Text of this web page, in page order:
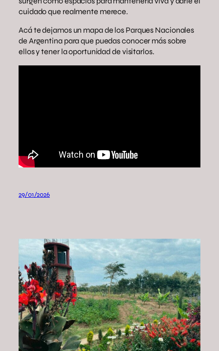
cuidado que realmente merece.
Acá te dejamos un mapa de los Parques Nacionales
de Argentina para que puedas conocer más sobre
ellos y tener la oportunidad de visitarlos.
29/01/2026